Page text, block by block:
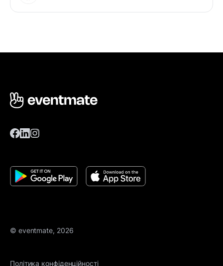
© eventmate, 2026
Політика конфіденційності